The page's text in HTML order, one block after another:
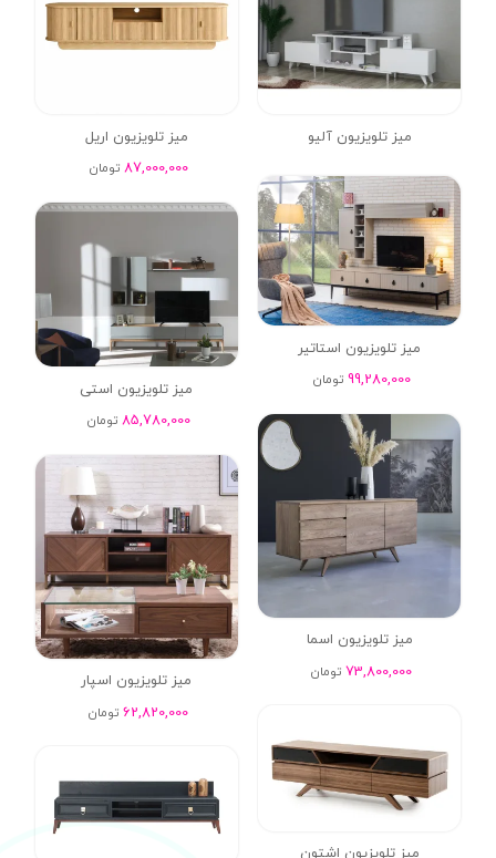
میز تلویزیون آلیو
میز تلویزیون اریل
87,000,000 تومان
میز تلویزیون استاتیر
99,280,000 تومان
میز تلویزیون استی
85,780,000 تومان
میز تلویزیون اسما
73,800,000 تومان
میز تلویزیون اسپار
62,820,000 تومان